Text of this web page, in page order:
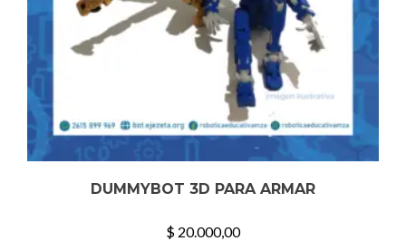
DUMMYBOT 3D PARA ARMAR
$ 20.000,00